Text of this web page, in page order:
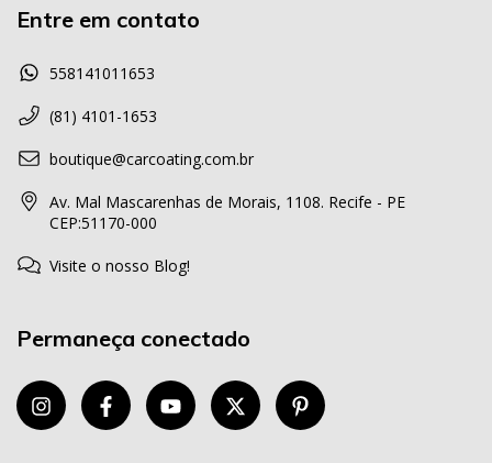
Entre em contato
558141011653
(81) 4101-1653
boutique@carcoating.com.br
Av. Mal Mascarenhas de Morais, 1108. Recife - PE
CEP:51170-000
Visite o nosso Blog!
Permaneça conectado